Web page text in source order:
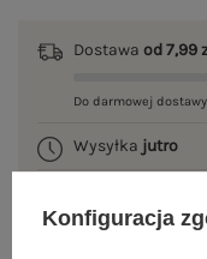
Dostawa od 7,99
Do darmowej
Wysyłka jutro
Konfiguracja